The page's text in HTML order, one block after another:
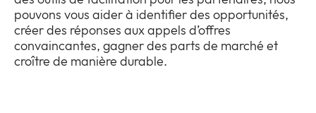
pouvons vous aider à identifier des opportunités,
créer des réponses aux appels d’offres
convaincantes, gagner des parts de marché et
croître de manière durable.